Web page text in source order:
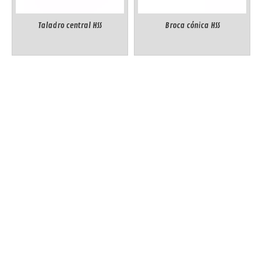
Taladro central HSS Broca cónica HSS